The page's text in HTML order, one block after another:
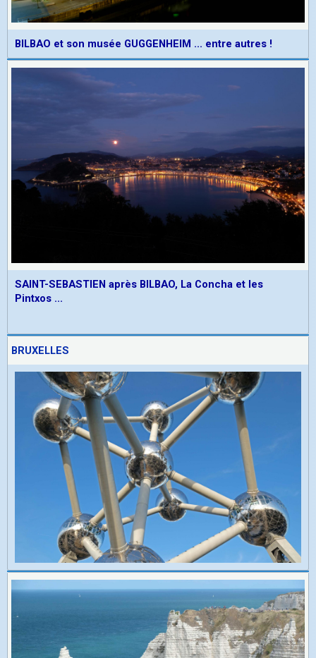
BILBAO et son musée GUGGENHEIM ... entre autres !
SAINT-SEBASTIEN après BILBAO, La Concha et les
Pintxos ...
BRUXELLES